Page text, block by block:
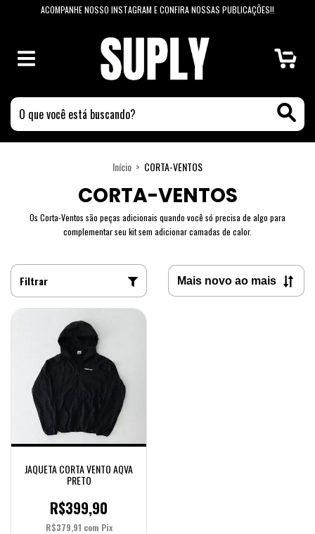
ACOMPANHE NOSSO INSTAGRAM E CONFIRA NOSSAS PUBLICAÇÕES!!
Início > CORTA-VENTOS
CORTA-VENTOS
Os Corta-Ventos são peças adicionais quando você só precisa de algo para
complementar seu kit sem adicionar camadas de calor.
Filtrar
JAQUETA CORTA VENTO AQVA
PRETO
R$399,90
R$379,91 com Pix